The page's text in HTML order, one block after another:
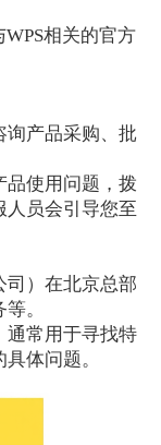
相关的官方
询产品采购、批
品使用问题，拨
员会引导您至
司）在北京总部
。
通常用于寻找特
体问题。